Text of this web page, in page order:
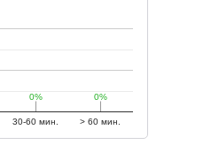
30-60 мин. > 60 мин.
0%
0% 0%
0%